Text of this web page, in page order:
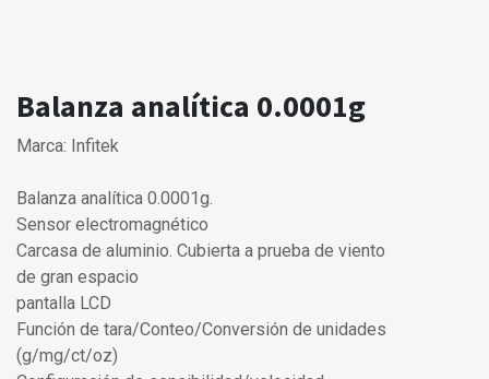
Balanza analítica 0.0001g
Marca: Infitek
Balanza analítica 0.0001g.
Sensor electromagnético
Carcasa de aluminio. Cubierta a prueba de viento
de gran espacio
pantalla LCD
Función de tara/Conteo/Conversión de unidades
(g/mg/ct/oz)